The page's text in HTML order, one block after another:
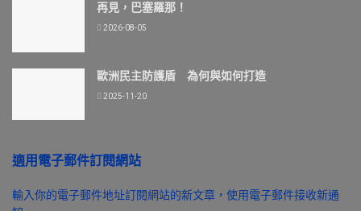
再見，巴塞羅那！
2026-08-05
歐洲民主防護盾 為何與如何打造
2025-11-20
適用電子郵件訂閱網站
輸入你的電子郵件地址訂閱網站的新文章，使用電子郵件接收新通